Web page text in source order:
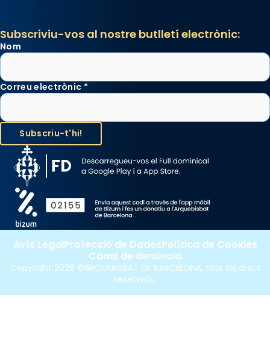
Subscriviu-vos al nostre butlletí electrònic:
Nom
Correu electrònic *
Copyright 2026 ©ARQUEBISBAT DE BARCELONA, tots els drets
reservats.
Avís LegalProtecció de DadesPolítica de Cookies
Canal de denúncia